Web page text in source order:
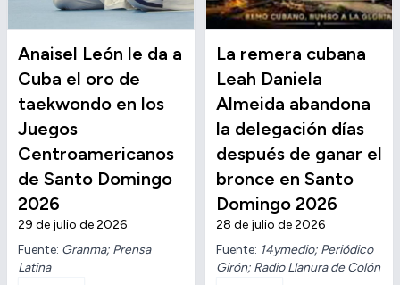
Anaisel León le da a
Cuba el oro de
taekwondo en los
Juegos
Centroamericanos
de Santo Domingo
2026
29 de julio de 2026
Fuente: Granma; Prensa
Latina
La remera cubana
Leah Daniela
Almeida abandona
la delegación días
después de ganar el
bronce en Santo
Domingo 2026
28 de julio de 2026
Fuente: 14ymedio; Periódico
Girón; Radio Llanura de Colón